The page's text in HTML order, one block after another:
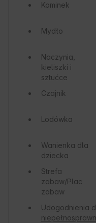
Kominek
Mydło
Naczynia,
kieliszki i
sztućce
Czajnik
Lodówka
Wanienka dla
dziecka
Strefa
zabaw/Plac
zabaw
Udogodnienia